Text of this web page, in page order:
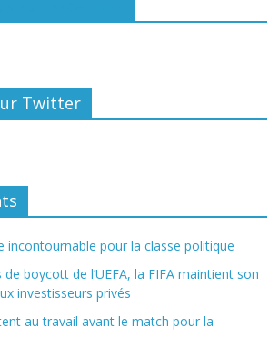
Twitter
incontournable pour la classe politique
boycott de l’UEFA, la FIFA maintient son
investisseurs privés
au travail avant le match pour la